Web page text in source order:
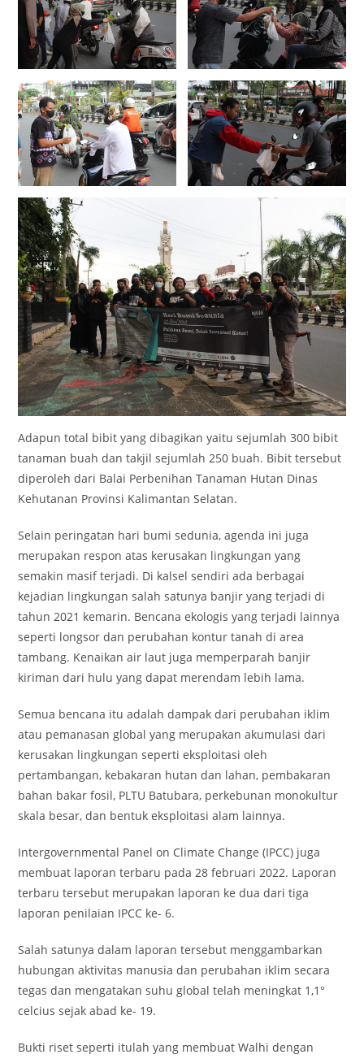
Adapun total bibit yang dibagikan yaitu sejumlah 300 bibit
tanaman buah dan takjil sejumlah 250 buah. Bibit tersebut
diperoleh dari Balai Perbenihan Tanaman Hutan Dinas
Kehutanan Provinsi Kalimantan Selatan.
Selain peringatan hari bumi sedunia, agenda ini juga
merupakan respon atas kerusakan lingkungan yang
semakin masif terjadi. Di kalsel sendiri ada berbagai
kejadian lingkungan salah satunya banjir yang terjadi di
tahun 2021 kemarin. Bencana ekologis yang terjadi lainnya
seperti longsor dan perubahan kontur tanah di area
tambang. Kenaikan air laut juga memperparah banjir
kiriman dari hulu yang dapat merendam lebih lama.
Semua bencana itu adalah dampak dari perubahan iklim
atau pemanasan global yang merupakan akumulasi dari
kerusakan lingkungan seperti eksploitasi oleh
pertambangan, kebakaran hutan dan lahan, pembakaran
bahan bakar fosil, PLTU Batubara, perkebunan monokultur
skala besar, dan bentuk eksploitasi alam lainnya.
Intergovernmental Panel on Climate Change (IPCC) juga
membuat laporan terbaru pada 28 februari 2022. Laporan
terbaru tersebut merupakan laporan ke dua dari tiga
laporan penilaian IPCC ke- 6.
Salah satunya dalam laporan tersebut menggambarkan
hubungan aktivitas manusia dan perubahan iklim secara
tegas dan mengatakan suhu global telah meningkat 1,1°
celcius sejak abad ke- 19.
Bukti riset seperti itulah yang membuat Walhi dengan